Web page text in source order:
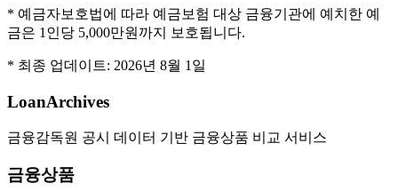
* 예금자보호법에 따라 예금보험 대상 금융기관에 예치한 예
금은 1인당 5,000만원까지 보호됩니다.
* 최종 업데이트: 2026년 8월 1일
LoanArchives
금융감독원 공시 데이터 기반 금융상품 비교 서비스
금융상품